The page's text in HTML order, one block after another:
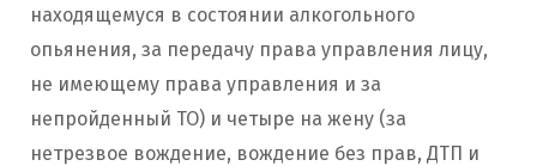
находящемуся в состоянии алкогольного
опьянения, за передачу права управления лицу,
не имеющему права управления и за
непройденный ТО) и четыре на жену (за
нетрезвое вождение, вождение без прав, ДТП и